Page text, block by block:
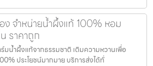
ง จำหน่ายน้ำผึ้งแท้ 100% หอม
ราคาถูก
มน้ำผึ้งแท้จากธรรมชาติ เติมความหวานเพื่อ
ประโยชน์มากมาย บริการส่งได้ทั่